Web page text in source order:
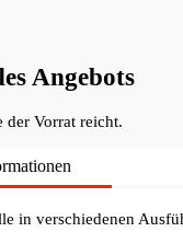
Angebots
der Vorrat reicht.
in verschiedenen